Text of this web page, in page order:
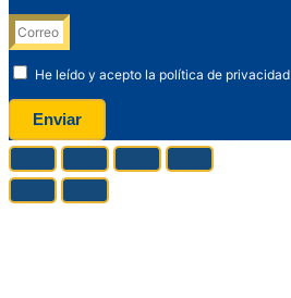
He leído y acepto la política de privacidad
Enviar